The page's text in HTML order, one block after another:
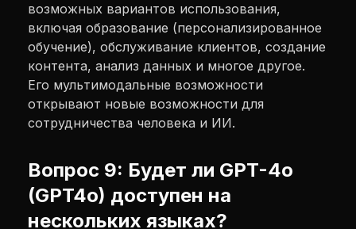
возможных вариантов использования,
включая образование (персонализированное
обучение), обслуживание клиентов, создание
контента, анализ данных и многое другое.
Его мультимодальные возможности
открывают новые возможности для
сотрудничества человека и ИИ.
Вопрос 9: Будет ли GPT-4o
(GPT4o) доступен на
нескольких языках?